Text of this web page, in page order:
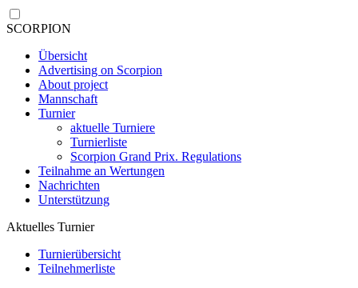
SCORPION
Übersicht
Advertising on Scorpion
About project
Mannschaft
Turnier
aktuelle Turniere
Turnierliste
Scorpion Grand Prix. Regulations
Teilnahme an Wertungen
Nachrichten
Unterstützung
Aktuelles Turnier
Turnierübersicht
Teilnehmerliste